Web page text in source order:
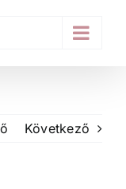
Következő